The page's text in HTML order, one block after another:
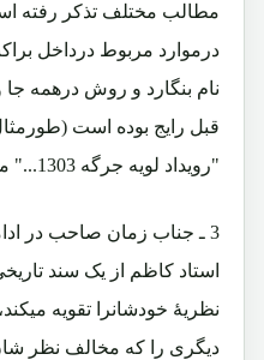
مطالب مختلف تذکر رفته
درموارد مربوط درداخل
نام بنگارد و روش درهمه
قبل رایج بوده است
"رویداد لویه جرگه 1303..." مراجعه شود).
3 ـ جناب زمان صاحب در
استاد کاظم از یک سند
نظریۀ خودشانرا تقویه
دیگری را که مخالف نظر